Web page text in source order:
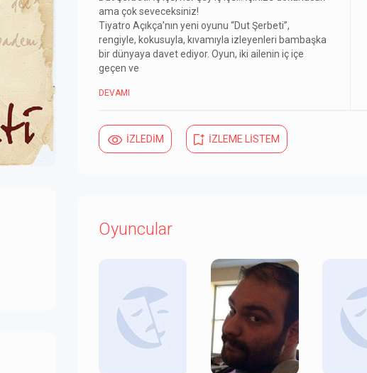
ama çok seveceksiniz!
Tiyatro Açıkça’nın yeni oyunu “Dut Şerbeti”,
rengiyle, kokusuyla, kıvamıyla izleyenleri bambaşka
bir dünyaya davet ediyor. Oyun, iki ailenin iç içe
geçen ve
DEVAMI
İZLEDİM İZLEME LİSTEM
Oyuncular